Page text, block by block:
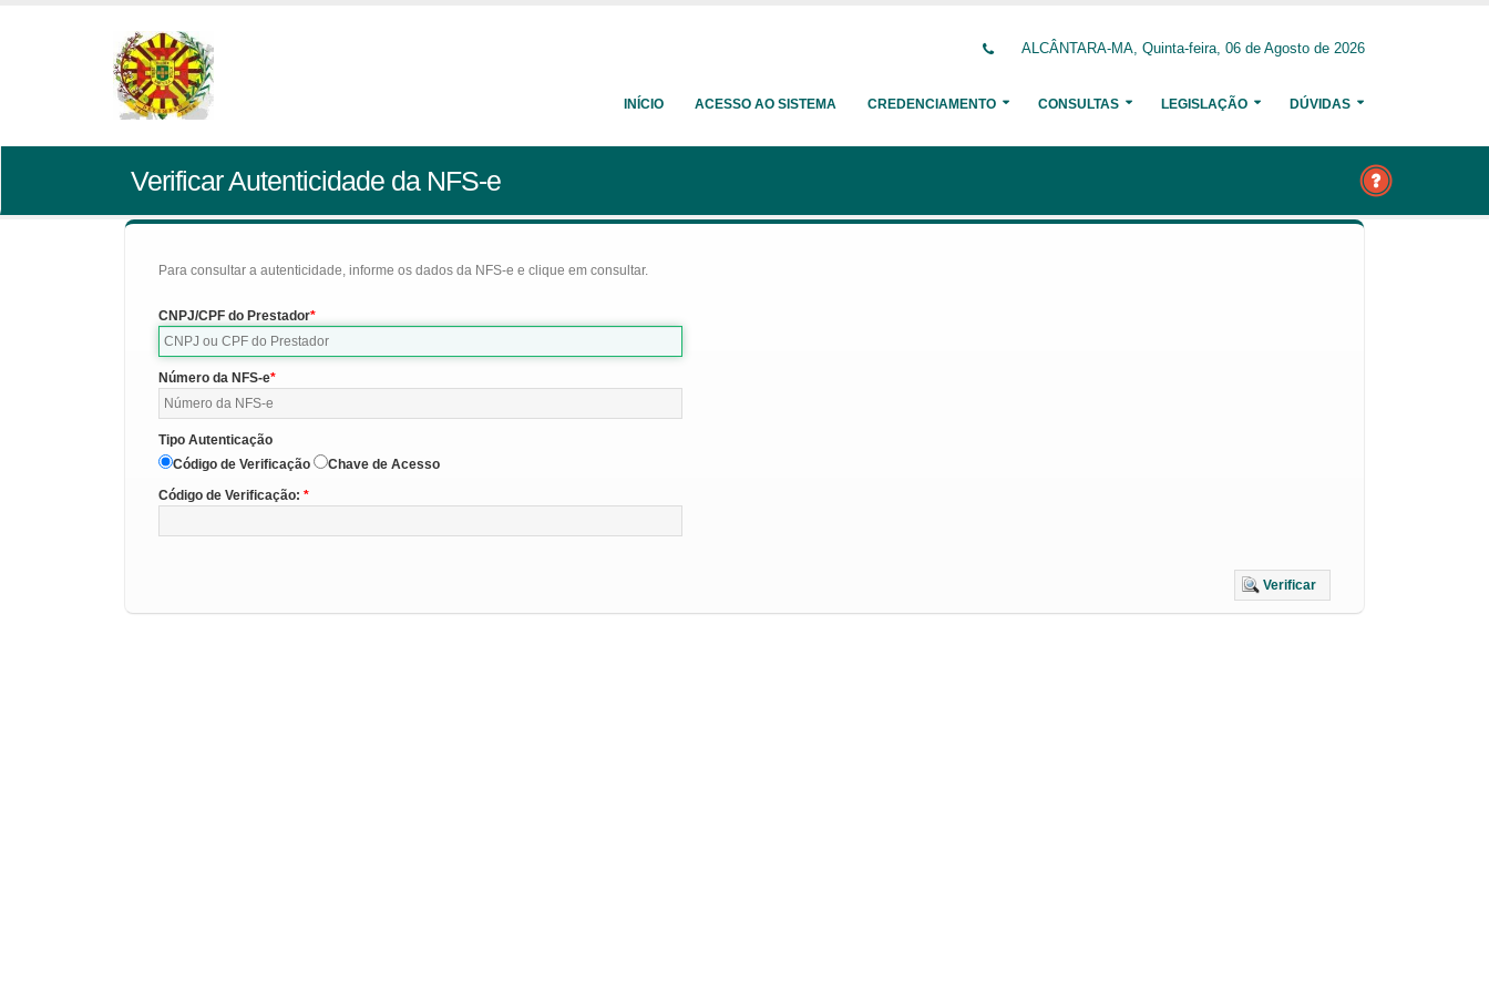
ALCÂNTARA-MA, Quinta-feira, 06 de Agosto de 2026
INÍCIO ACESSO AO SISTEMA CREDENCIAMENTO CONSULTAS LEGISLAÇÃO DÚVIDAS
Verificar Autenticidade da NFS-e
Para consultar a autenticidade, informe os dados da NFS-e e clique em consultar.
CNPJ/CPF do Prestador
Número da NFS-e
Tipo Autenticação
Código de Verificação
Chave de Acesso
Código de Verificação:
Verificar